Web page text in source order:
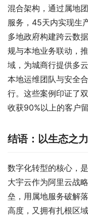
混合架构，通过属地
服务，45天内实现生
多地政府构建跨云数
规与本地业务联动，
域，为城商行提供多
本地运维团队与安全
行。这些案例印证了
收获90%以上的客户留
结语：以生态之
数字化转型的核心，
大宇云作为阿里云战
垒，用属地服务破解
高度，又拥有扎根区